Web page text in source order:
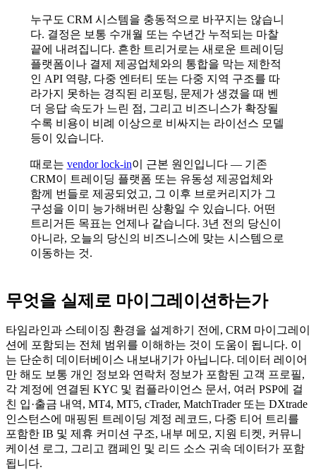
누구도 CRM 시스템을 충동적으로 바꾸지는 않습니
다. 결정은 보통 수개월 또는 수년간 누적되는 마찰
끝에 내려집니다. 흔한 트리거로는 새로운 트레이딩
플랫폼이나 결제 제공업체와의 통합을 막는 제한적
인 API 역량, 다중 엔터티 또는 다중 지역 구조를 따
라가지 못하는 경직된 리포팅, 문제가 생겼을 때 벤
더 응답 속도가 느린 점, 그리고 비즈니스가 확장될
수록 비용이 비례 이상으로 비싸지는 라이선스 모델
등이 있습니다.
때로는 vendor lock-in이 근본 원인입니다 — 기존
CRM이 트레이딩 플랫폼 또는 유동성 제공업체와
함께 번들로 제공되었고, 그 이후 브로커리지가 그
구성을 이미 능가해버린 상황일 수 있습니다. 어떤
트리거든 목표는 언제나 같습니다. 3년 전의 당신이
아니라, 오늘의 당신의 비즈니스에 맞는 시스템으로
이동하는 것.
무엇을 실제로 마이그레이션하는가
타임라인과 스테이징 환경을 설계하기 전에, CRM 마이그레이
션에 포함되는 전체 범위를 이해하는 것이 도움이 됩니다. 이
는 단순히 데이터베이스 내보내기가 아닙니다. 데이터 레이어
만 해도 보통 개인 정보와 연락처 정보가 포함된 고객 프로필,
각 계정에 연결된 KYC 및 컴플라이언스 문서, 여러 PSP에 걸
친 입·출금 내역, MT4, MT5, cTrader, MatchTrader 또는 DXtrade
인스턴스에 매핑된 트레이딩 계정 레코드, 다중 티어 트리를
포함한 IB 및 제휴 커미션 구조, 내부 메모, 지원 티켓, 커뮤니
케이션 로그, 그리고 캠페인 및 리드 소스 귀속 데이터가 포함
됩니다.